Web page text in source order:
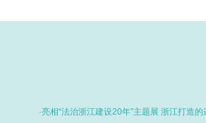
·亮相“法治浙江建设20年”主题展 浙江打造的这把“标